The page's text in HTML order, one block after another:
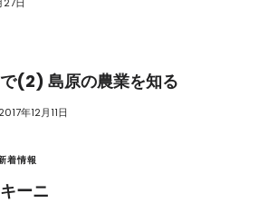
(2) 島原の農業を知る
2017年12月11日
着情報
ーニ